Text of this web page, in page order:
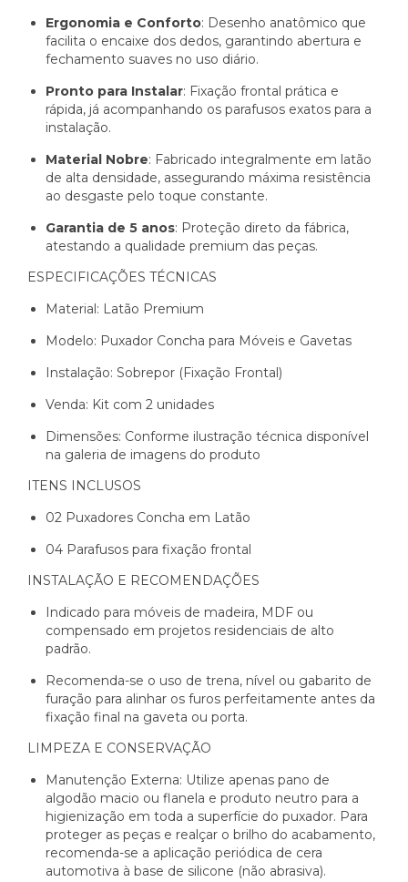
Ergonomia e Conforto: Desenho anatômico que
facilita o encaixe dos dedos, garantindo abertura e
fechamento suaves no uso diário.
Pronto para Instalar: Fixação frontal prática e
rápida, já acompanhando os parafusos exatos para a
instalação.
Material Nobre: Fabricado integralmente em latão
de alta densidade, assegurando máxima resistência
ao desgaste pelo toque constante.
Garantia de 5 anos: Proteção direto da fábrica,
atestando a qualidade premium das peças.
ESPECIFICAÇÕES TÉCNICAS
Material: Latão Premium
Modelo: Puxador Concha para Móveis e Gavetas
Instalação: Sobrepor (Fixação Frontal)
Venda: Kit com 2 unidades
Dimensões: Conforme ilustração técnica disponível
na galeria de imagens do produto
ITENS INCLUSOS
02 Puxadores Concha em Latão
04 Parafusos para fixação frontal
INSTALAÇÃO E RECOMENDAÇÕES
Indicado para móveis de madeira, MDF ou
compensado em projetos residenciais de alto
padrão.
Recomenda-se o uso de trena, nível ou gabarito de
furação para alinhar os furos perfeitamente antes da
fixação final na gaveta ou porta.
LIMPEZA E CONSERVAÇÃO
Manutenção Externa: Utilize apenas pano de
algodão macio ou flanela e produto neutro para a
higienização em toda a superfície do puxador. Para
proteger as peças e realçar o brilho do acabamento,
recomenda-se a aplicação periódica de cera
automotiva à base de silicone (não abrasiva).